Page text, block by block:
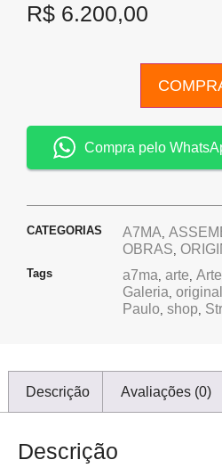
R$ 6.200,00
Compra pelo
CATEGORIAS A7MA,
OBRAS,
Tags a7ma, arte,
Galeria, original
Paulo, shop,
Descrição Avaliações (0)
Descrição